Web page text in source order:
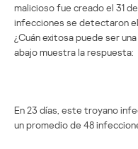
malicioso fue creado el 31
infecciones se detectaron
¿Cuán exitosa puede ser
abajo muestra la respuesta:
En 23 días, este troyano
un promedio de 48